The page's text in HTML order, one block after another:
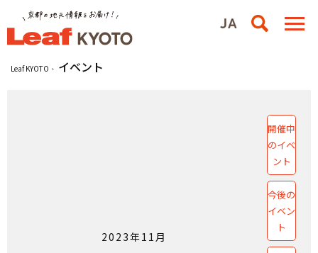
Leaf KYOTO イベント
2023年11月
開催中
のイベ
ント
今後の
イベン
ト